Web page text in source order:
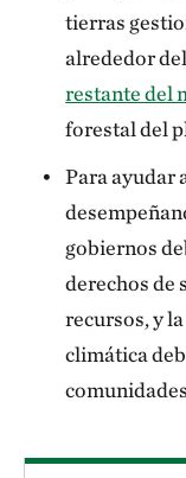
tierras
alrededor
restante del
forestal del
Para ayudar
gobiernos
derechos de
recursos, y
climática